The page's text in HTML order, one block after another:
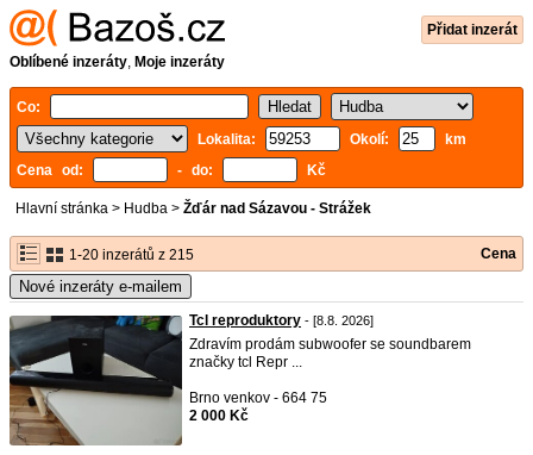
Přidat inzerát
Oblíbené inzeráty, Moje inzeráty
Co:
Lokalita:
Okolí:
km
Cena od:
- do: Kč
Hlavní stránka > Hudba > Žďár nad Sázavou - Strážek
1-20 inzerátů z 215 Cena
Nové inzeráty e-mailem
Tcl reproduktory - [8.8. 2026]
Zdravím prodám subwoofer se soundbarem
značky tcl Repr ...
Brno venkov - 664 75
2 000 Kč